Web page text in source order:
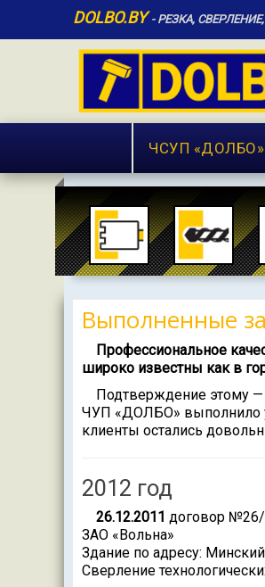
DOLBO.BY - РЕЗКА,
ЧCУП «ДОЛБО»
Выполненные
Профессиональное
широко известны как в
Подтверждение этому —
ЧУП «ДОЛБО» выполнило
клиенты остались
2012 год
26.12.2011 договор
ЗАО «Вольна»
Здание по адресу:
Сверление